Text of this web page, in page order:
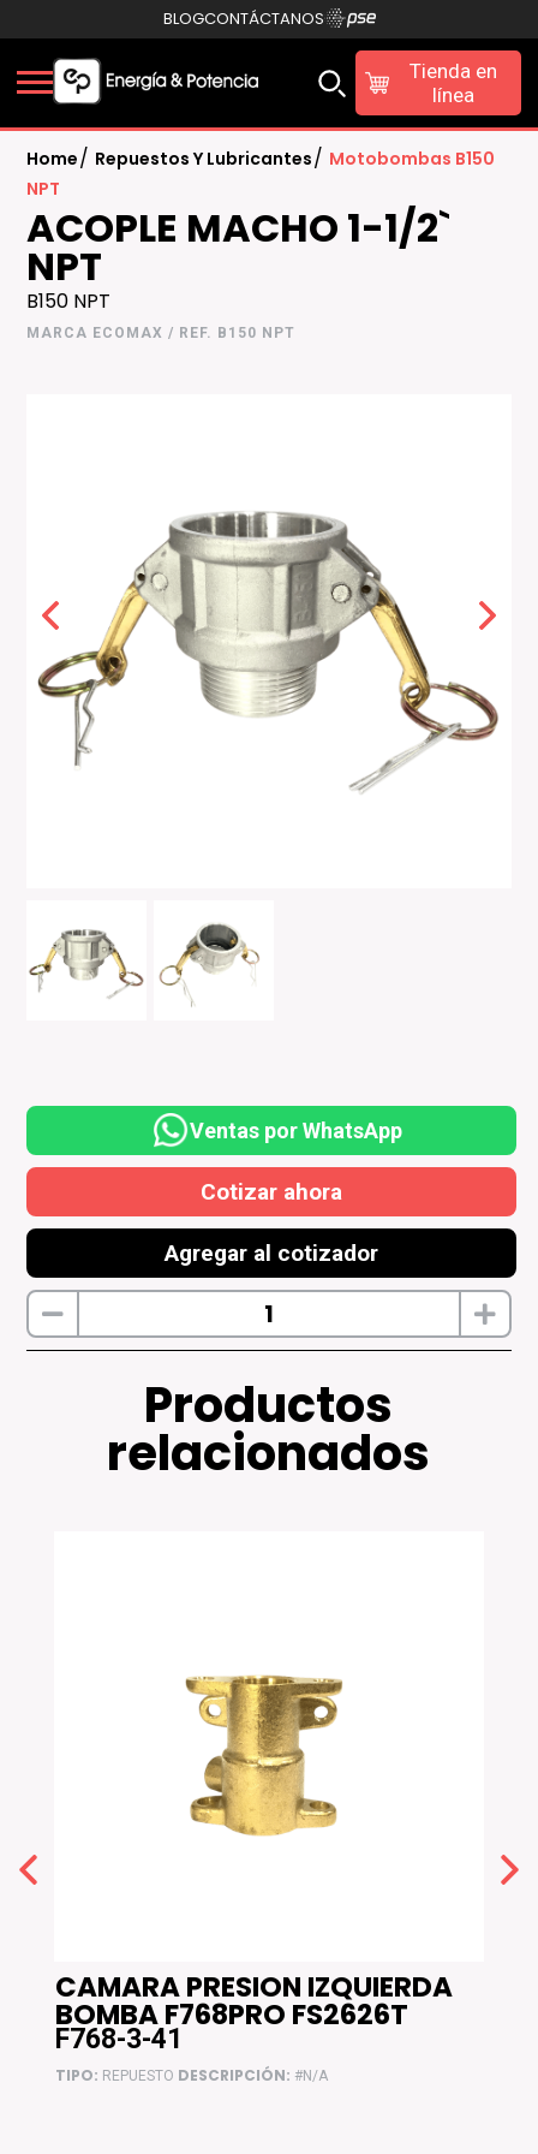
BLOGCONTÁCTANOS
Tienda en
línea
Home/ Repuestos Y Lubricantes/ Motobombas B150
NPT
ACOPLE MACHO 1-1/2`
NPT
B150 NPT
MARCA ECOMAX / REF. B150 NPT
Ventas por WhatsApp
Cotizar ahora
Agregar al cotizador
Productos
relacionados
CAMARA PRESION IZQUIERDA
BOMBA F768PRO FS2626T
F768-3-41
TIPO: REPUESTO DESCRIPCIÓN: #N/A